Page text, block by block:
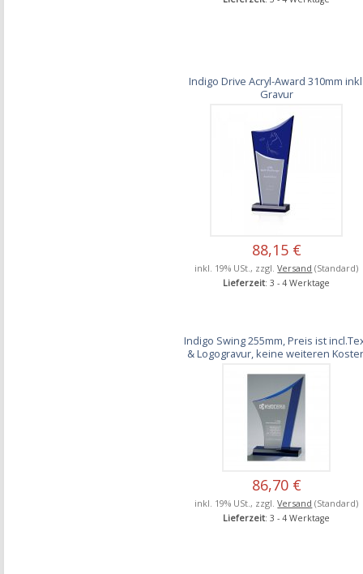
Indigo Drive Acryl-Award 310mm
Gravur
88,15 €
inkl. 19% USt., zzgl.Versand (Standard)
Lieferzeit: 3 - 4 Werktage
Indigo Swing 255mm, Preis ist
& Logogravur, keine weiteren
86,70 €
inkl. 19% USt., zzgl.Versand (Standard)
Lieferzeit: 3 - 4 Werktage